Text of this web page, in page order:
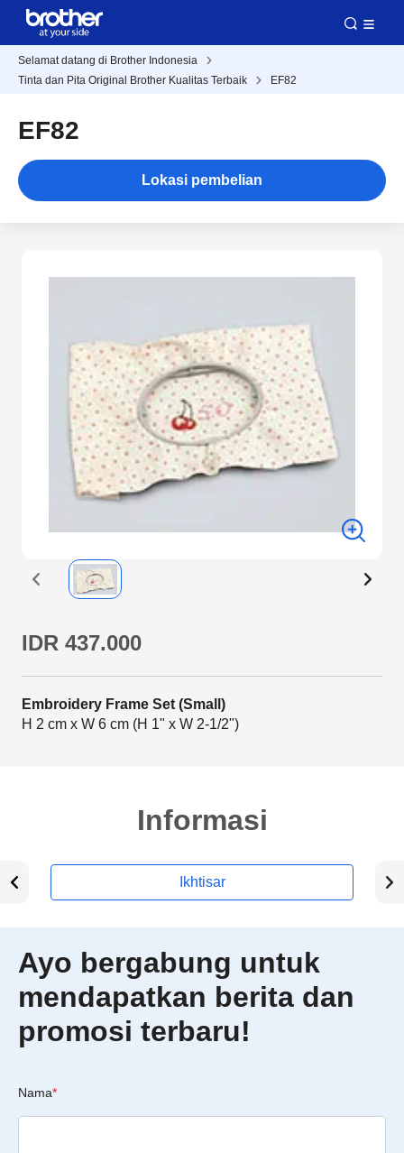
Selamat datang di Brother Indonesia
Tinta dan Pita Original Brother Kualitas Terbaik
EF82
EF82
Lokasi pembelian
IDR 437.000
Embroidery Frame Set (Small)
H 2 cm x W 6 cm (H 1" x W 2-1/2")
Informasi
Ikhtisar
Ayo bergabung untuk
mendapatkan berita dan
promosi terbaru!
Nama*